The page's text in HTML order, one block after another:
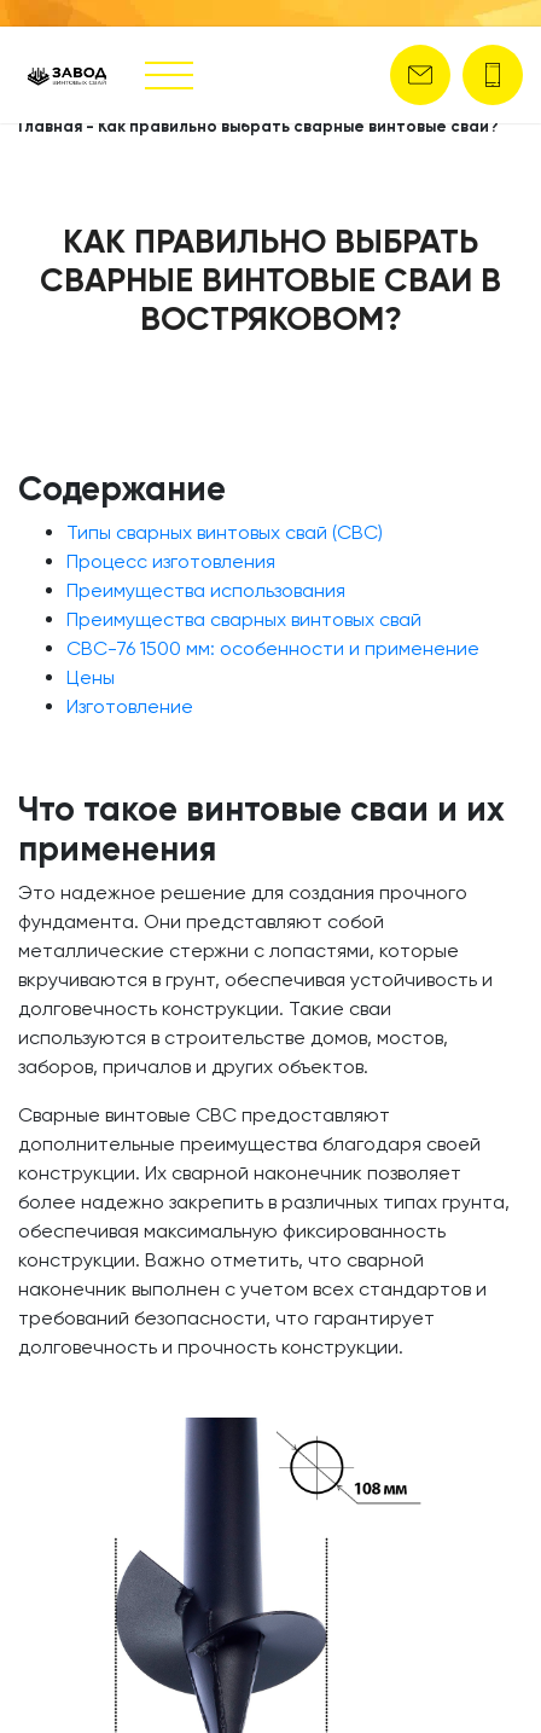
Главная - Как правильно выбрать сварные винтовые сваи?
КАК ПРАВИЛЬНО ВЫБРАТЬ
СВАРНЫЕ ВИНТОВЫЕ СВАИ В
ВОСТРЯКОВОМ?
Содержание
Типы сварных винтовых свай (СВС)
Процесс изготовления
Преимущества использования
Преимущества сварных винтовых свай
СВС-76 1500 мм: особенности и применение
Цены
Изготовление
Что такое винтовые сваи и их
применения
Это надежное решение для создания прочного
фундамента. Они представляют собой
металлические стержни с лопастями, которые
вкручиваются в грунт, обеспечивая устойчивость и
долговечность конструкции. Такие сваи
используются в строительстве домов, мостов,
заборов, причалов и других объектов.
Сварные винтовые СВС предоставляют
дополнительные преимущества благодаря своей
конструкции. Их сварной наконечник позволяет
более надежно закрепить в различных типах грунта,
обеспечивая максимальную фиксированность
конструкции. Важно отметить, что сварной
наконечник выполнен с учетом всех стандартов и
требований безопасности, что гарантирует
долговечность и прочность конструкции.